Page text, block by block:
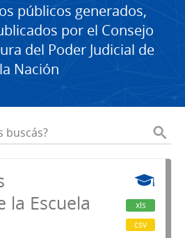
públicos generados,
por el Consejo
del Poder Judicial de
la Nación
la Escuela
xls
csv